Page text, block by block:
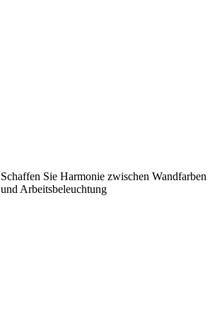
Schaffen Sie Harmonie zwischen Wandfarben
und Arbeitsbeleuchtung